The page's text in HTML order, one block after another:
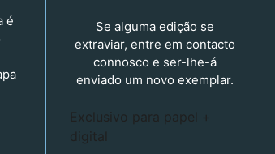
é
Se alguma edição se
extraviar, entre em contacto
connosco e ser-lhe-á
enviado um novo exemplar.
Exclusivo para papel +
digital